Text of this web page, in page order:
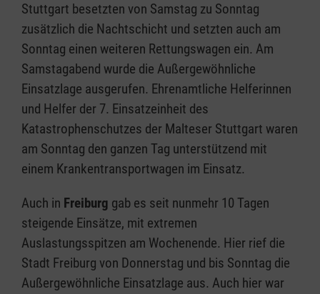
Stuttgart besetzten von Samstag zu Sonntag
zusätzlich die Nachtschicht und setzten auch am
Sonntag einen weiteren Rettungswagen ein. Am
Samstagabend wurde die Außergewöhnliche
Einsatzlage ausgerufen. Ehrenamtliche Helferinnen
und Helfer der 7. Einsatzeinheit des
Katastrophenschutzes der Malteser Stuttgart waren
am Sonntag den ganzen Tag unterstützend mit
einem Krankentransportwagen im Einsatz.
Auch in Freiburg gab es seit nunmehr 10 Tagen
steigende Einsätze, mit extremen
Auslastungsspitzen am Wochenende. Hier rief die
Stadt Freiburg von Donnerstag und bis Sonntag die
Außergewöhnliche Einsatzlage aus. Auch hier war